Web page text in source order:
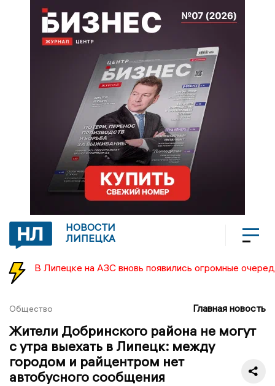
НОВОСТИ
ЛИПЕЦКА
В Липецке на АЗС вновь появились огромные
Общество Главная новость
Жители Добринского района не могут
с утра выехать в Липецк: между
городом и райцентром нет
автобусного сообщения